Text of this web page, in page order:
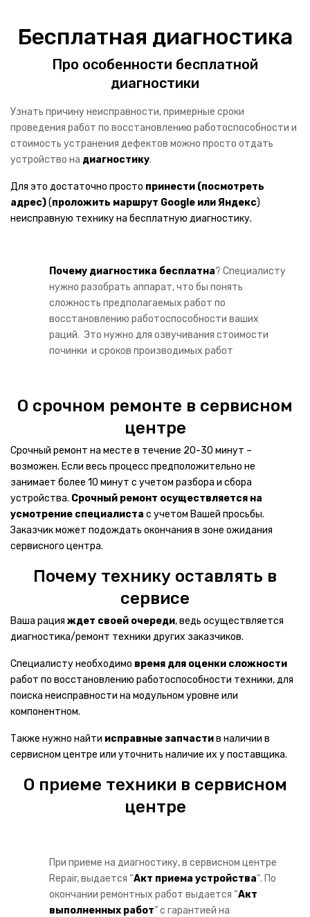
Эпиляторы
Фотоэпиляторы
Женские электробритвы
Маникюрные аппараты
КУХОННАЯ ТЕХНИКА
Мультиварки
Пароварки
Соковыжималки
Фритюрницы
Кухонные комбайны
Кофеварки
Кулеры для воды
Микроволновые печи
Стиральные машинки
КОМНАТНАЯ ТЕХНИКА
Световые будильники
Утюги
Часы и будильники
Обогреватели
Робот пылесосы
Компьютерная техника
ПЕРИФЕРИЯ
Бесплатная диагностика
Про особенности бесплатной
диагностики
Узнать причину неисправности, примерные сроки
проведения работ по восстановлению работоспособности и
стоимость устранения дефектов можно просто отдать
устройство на диагностику.
Для это достаточно просто принести (посмотреть
адрес)(проложить маршрут Google илиЯндекс)
неисправную технику на бесплатную диагностику.
Почему диагностика бесплатна? Специалисту
нужно разобрать аппарат, что бы понять
сложность предполагаемых работ по
восстановлению работоспособности ваших
раций. Это нужно для озвучивания стоимости
починки и сроков производимых работ
О срочном ремонте в сервисном
центре
Срочный ремонт на месте в течение 20-30 минут –
возможен. Если весь процесс предположительно не
занимает более 10 минут с учетом разбора и сбора
устройства. Срочный ремонт осуществляется на
усмотрение специалиста с учетом Вашей просьбы.
Заказчик может подождать окончания в зоне ожидания
сервисного центра.
Почему технику оставлять в
сервисе
Ваша рация ждет своей очереди, ведь осуществляется
диагностика/ремонт техники других заказчиков.
Специалисту необходимо время для оценки сложности
работ по восстановлению работоспособности техники, для
поиска неисправности на модульном уровне или
компонентном.
Также нужно найти исправные запчастив наличии в
сервисном центре или уточнить наличие их у поставщика.
О приеме техники в сервисном
центре
При приеме на диагностику, в сервисном центре
Repair, выдается “Акт приема устройства“. По
окончании ремонтных работ выдается “Акт
выполненных работ” с гарантией на